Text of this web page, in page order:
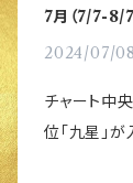
7月（7/7-8/
2024/07/
チャート中
位「九星」
ネスではキ